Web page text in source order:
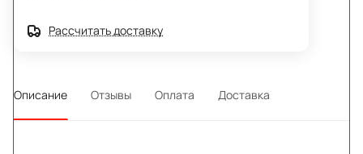
Рассчитать доставку
Описание Отзывы Оплата Доставка